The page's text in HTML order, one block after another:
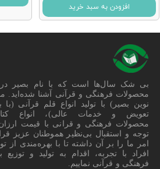
افزودن به سبد خرید
بی شک سال‌ها است که با نام بصیر در
محصولات فرهنگی و قرآنی آشنا شده‌اید.
نوین بصیر) با تولید انواع قلم قرآنی (با
تعویض و خدمات عالی)، انواع
محصولات فرهنگی و قرانی با قیمت
توجه و استقبال بی‌نظیر هموطنان عزیز
امر ما را بر آن داشته تا با بهره‌مندی
افراد با تجربه، اقدام به تولید و
فرهنگی و قرآنی نماییم.